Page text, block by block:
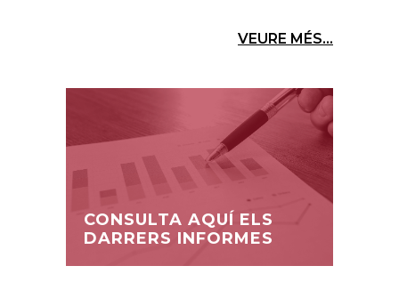
VEURE MÉS...
CONSULTA AQUÍ ELS
DARRERS INFORMES